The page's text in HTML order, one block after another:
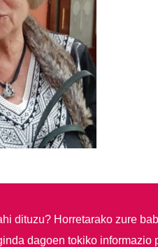
dituzu? Horretarako zure
dagoen tokiko informazio